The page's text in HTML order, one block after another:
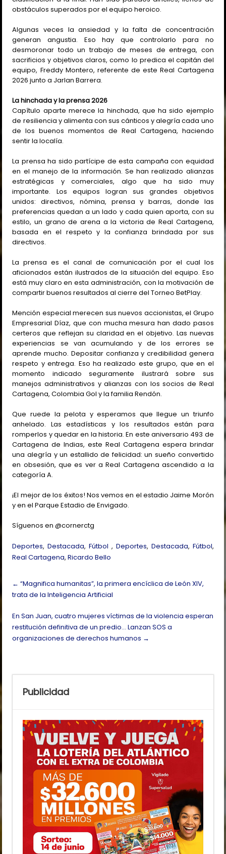
obstáculos superados por el equipo heroico.
Algunas veces la ansiedad y la falta de concentración
generan angustia. Eso hay que controlarlo para no
desmoronar todo un trabajo de meses de entrega, con
sacrificios y objetivos claros, como lo predica el capitán del
equipo, Freddy Montero, referente de este Real Cartagena
2026 junto a Jarlan Barrera.
La hinchada y la prensa 2026
Capítulo aparte merece la hinchada, que ha sido ejemplo
de resiliencia y alimenta con sus cánticos y alegría cada uno
de los buenos momentos de Real Cartagena, haciendo
sentir la localía.
La prensa ha sido partícipe de esta campaña con equidad
en el manejo de la información. Se han realizado alianzas
estratégicas y comerciales, algo que ha sido muy
importante. Los equipos logran sus grandes objetivos
unidos: directivos, nómina, prensa y barras, donde las
preferencias quedan a un lado y cada quien aporta, con su
estilo, un grano de arena a la victoria de Real Cartagena,
basada en el respeto y la confianza brindada por sus
directivos.
La prensa es el canal de comunicación por el cual los
aficionados están ilustrados de la situación del equipo. Eso
está muy claro en esta administración, con la motivación de
compartir buenos resultados al cierre del Torneo BetPlay.
Mención especial merecen sus nuevos accionistas, el Grupo
Empresarial Díaz, que con mucha mesura han dado pasos
certeros que reflejan su claridad en el objetivo. Las nuevas
experiencias se van acumulando y de los errores se
aprende mucho. Depositar confianza y credibilidad genera
respeto y entrega. Eso ha realizado este grupo, que en el
momento indicado seguramente ilustrará sobre sus
manejos administrativos y alianzas con los socios de Real
Cartagena, Colombia Gol y la familia Rendón.
Que ruede la pelota y esperamos que llegue un triunfo
anhelado. Las estadísticas y los resultados están para
romperlos y quedar en la historia. En este aniversario 493 de
Cartagena de Indias, este Real Cartagena espera brindar
una alegría y un estallido de felicidad: un sueño convertido
en obsesión, que es ver a Real Cartagena ascendido a la
categoría A.
¡El mejor de los éxitos! Nos vemos en el estadio Jaime Morón
y en el Parque Estadio de Envigado.
Síguenos en @cornerctg
Deportes,Destacada,Fútbol , Deportes, Destacada, Fútbol,
Real Cartagena,Ricardo Bello
Post
navigation
← “Magnifica humanitas”, la primera encíclica de León XIV,
trata de la Inteligencia Artificial
En San Juan, cuatro mujeres víctimas de la violencia esperan
restitución definitiva de un predio… Lanzan SOS a
organizaciones de derechos humanos →
Publicidad